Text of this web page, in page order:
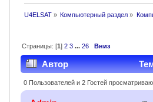
U4ELSAT» Компьютерный раздел »
Страницы: [1] 2 3 ... 26 Вниз
Автор
0 Пользователей и 2 Гостей